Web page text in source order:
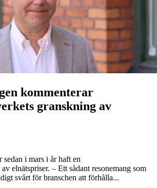
kommenterar
granskning av
i mars i år haft en
svårt för branschen att förhålla...